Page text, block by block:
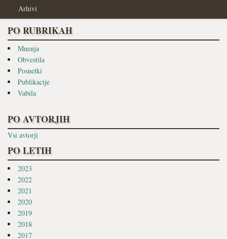
Arhivi
PO RUBRIKAH
Mnenja
Obvestila
Posnetki
Publikacije
Vabila
PO AVTORJIH
Vsi avtorji
PO LETIH
2023
2022
2021
2020
2019
2018
2017